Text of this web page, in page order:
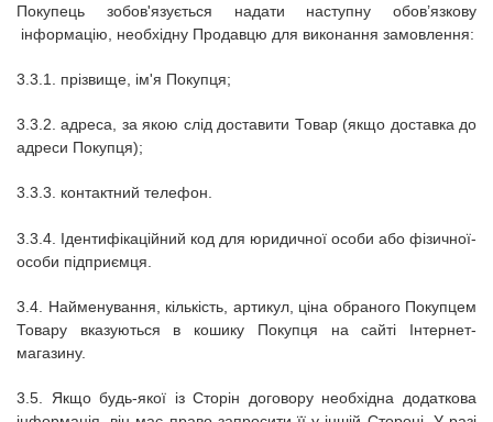
Покупець зобов'язується надати наступну обов’язкову
інформацію, необхідну Продавцю для виконання замовлення:
3.3.1. прізвище, ім'я Покупця;
3.3.2. адреса, за якою слід доставити Товар (якщо доставка до
адреси Покупця);
3.3.3. контактний телефон.
3.3.4. Ідентифікаційний код для юридичної особи або фізичної-
особи підприємця.
3.4.
Найменування, кількість, артикул, ціна обраного Покупцем
Товару вказуються в кошику Покупця на сайті
Інтернет-
магазину.
3.5.
Якщо будь-якої із Сторін договору необхідна додаткова